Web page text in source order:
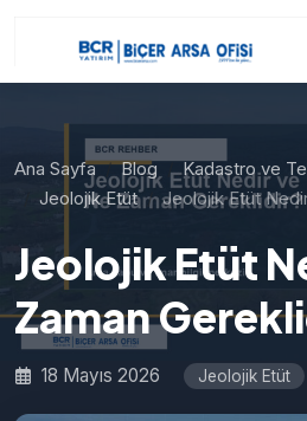
Ana Sayfa Blog
Kadastro ve
Jeolojik Etüt
Jeolojik Etüt
Jeolojik Etüt
Zaman
18 Mayıs 2026 Jeolojik Etüt